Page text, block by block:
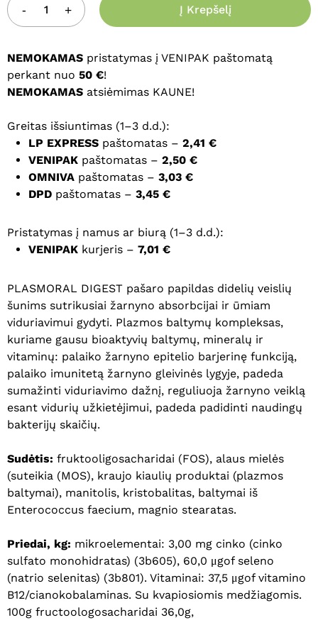
Į Krepšelį
NEMOKAMAS pristatymas į VENIPAK paštomatą
perkant nuo 50 €!
NEMOKAMAS atsiėmimas KAUNE!
Greitas išsiuntimas (1–3 d.d.):
LP EXPRESS paštomatas – 2,41 €
VENIPAK paštomatas – 2,50 €
OMNIVA paštomatas – 3,03 €
DPD paštomatas – 3,45 €
Pristatymas į namus ar biurą (1–3 d.d.):
VENIPAK kurjeris – 7,01 €
PLASMORAL DIGEST pašaro papildas didelių veislių
šunims sutrikusiai žarnyno absorbcijai ir ūmiam
viduriavimui gydyti. Plazmos baltymų kompleksas,
kuriame gausu bioaktyvių baltymų, mineralų ir
vitaminų: palaiko žarnyno epitelio barjerinę funkciją,
palaiko imunitetą žarnyno gleivinės lygyje, padeda
sumažinti viduriavimo dažnį, reguliuoja žarnyno veiklą
esant vidurių užkietėjimui, padeda padidinti naudingų
bakterijų skaičių.
Sudėtis: fruktooligosacharidai (FOS), alaus mielės
(suteikia (MOS), kraujo kiaulių produktai (plazmos
baltymai), manitolis, kristobalitas, baltymai iš
Enterococcus faecium, magnio stearatas.
Priedai, kg: mikroelementai: 3,00 mg cinko (cinko
sulfato monohidratas) (3b605), 60,0 μgof seleno
(natrio selenitas) (3b801). Vitaminai: 37,5 μgof vitamino
B12/cianokobalaminas. Su kvapiosiomis medžiagomis.
100g fructoologosacharidai 36,0g,